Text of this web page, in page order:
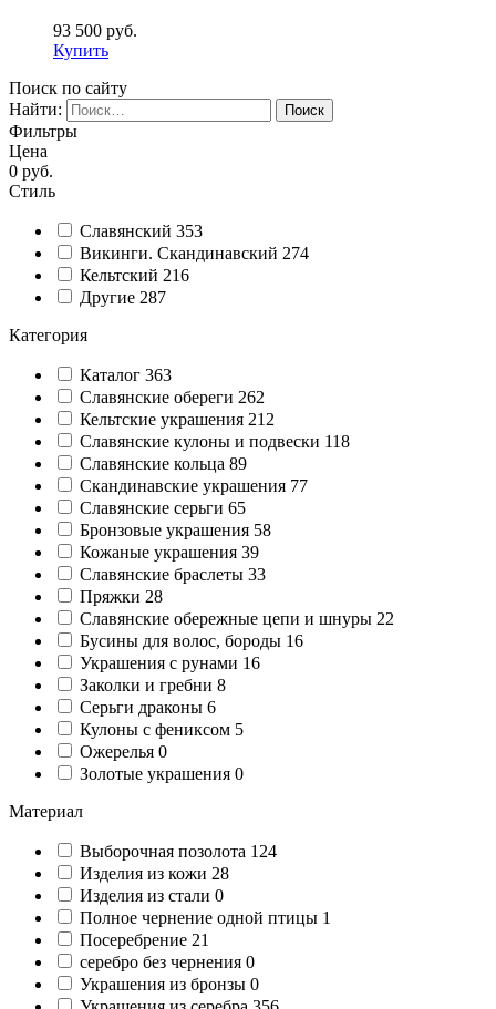
93 500 руб.
Купить
Поиск по сайту
Найти:
Фильтры
Цена
0 руб.
Стиль
Славянский 353
Викинги. Скандинавский 274
Кельтский 216
Другие 287
Категория
Каталог 363
Славянские обереги 262
Кельтские украшения 212
Славянские кулоны и подвески 118
Славянские кольца 89
Cкандинавские украшения 77
Славянские серьги 65
Бронзовые украшения 58
Кожаные украшения 39
Славянские браслеты 33
Пряжки 28
Славянские обережные цепи и шнуры 22
Бусины для волос, бороды 16
Украшения с рунами 16
Заколки и гребни 8
Серьги драконы 6
Кулоны с фениксом 5
Ожерелья 0
Золотые украшения 0
Материал
Выборочная позолота 124
Изделия из кожи 28
Изделия из стали 0
Полное чернение одной птицы 1
Посеребрение 21
серебро без чернения 0
Украшения из бронзы 0